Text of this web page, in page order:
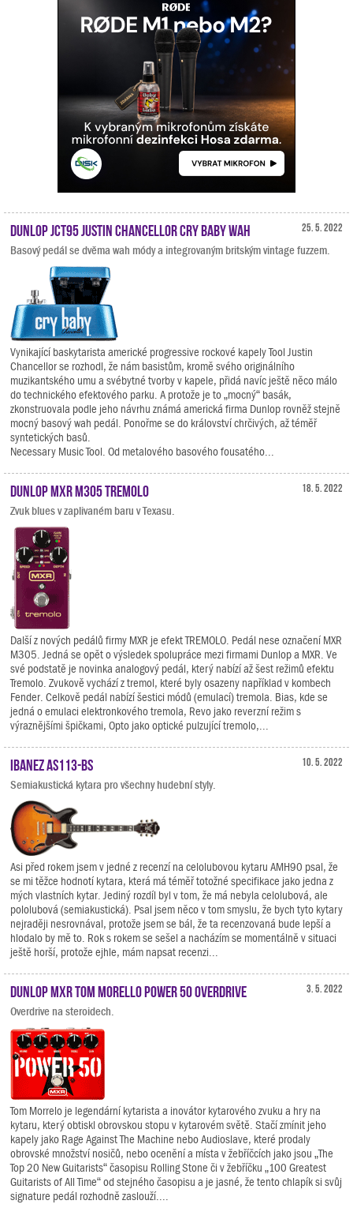
25. 5. 2022
Dunlop JCT95 Justin Chancellor Cry Baby Wah
Basový pedál se dvěma wah módy a integrovaným britským vintage fuzzem.
Vynikající baskytarista americké progressive rockové kapely Tool Justin
Chancellor se rozhodl, že nám basistům, kromě svého originálního
muzikantského umu a svébytné tvorby v kapele, přidá navíc ještě něco málo
do technického efektového parku. A protože je to „mocný“ basák,
zkonstruovala podle jeho návrhu známá americká firma Dunlop rovněž stejně
mocný basový wah pedál. Ponořme se do království chrčivých, až téměř
syntetických basů.
Necessary Music Tool. Od metalového basového fousatého...
18. 5. 2022
Dunlop MXR M305 TREMOLO
Zvuk blues v zaplivaném baru v Texasu.
Další z nových pedálů firmy MXR je efekt TREMOLO. Pedál nese označení MXR
M305. Jedná se opět o výsledek spolupráce mezi firmami Dunlop a MXR. Ve
své podstatě je novinka analogový pedál, který nabízí až šest režimů efektu
Tremolo. Zvukově vychází z tremol, které byly osazeny například v kombech
Fender. Celkově pedál nabízí šestici módů (emulací) tremola. Bias, kde se
jedná o emulaci elektronkového tremola, Revo jako reverzní režim s
výraznějšími špičkami, Opto jako optické pulzující tremolo,...
10. 5. 2022
Ibanez AS113-BS
Semiakustická kytara pro všechny hudební styly.
Asi před rokem jsem v jedné z recenzí na celolubovou kytaru AMH90 psal, že
se mi těžce hodnotí kytara, která má téměř totožné specifikace jako jedna z
mých vlastních kytar. Jediný rozdíl byl v tom, že má nebyla celolubová, ale
pololubová (semiakustická). Psal jsem něco v tom smyslu, že bych tyto kytary
nejraději nesrovnával, protože jsem se bál, že ta recenzovaná bude lepší a
hlodalo by mě to. Rok s rokem se sešel a nacházím se momentálně v situaci
ještě horší, protože ejhle, mám napsat recenzi...
3. 5. 2022
Dunlop MXR Tom Morello Power 50 Overdrive
Overdrive na steroidech.
Tom Morrelo je legendární kytarista a inovátor kytarového zvuku a hry na
kytaru, který obtiskl obrovskou stopu v kytarovém světě. Stačí zmínit jeho
kapely jako Rage Against The Machine nebo Audioslave, které prodaly
obrovské množství nosičů, nebo ocenění a místa v žebříčcích jako jsou „The
Top 20 New Guitarists“ časopisu Rolling Stone či v žebříčku „100 Greatest
Guitarists of All Time“ od stejného časopisu a je jasné, že tento chlapík si svůj
signature pedál rozhodně zaslouží....